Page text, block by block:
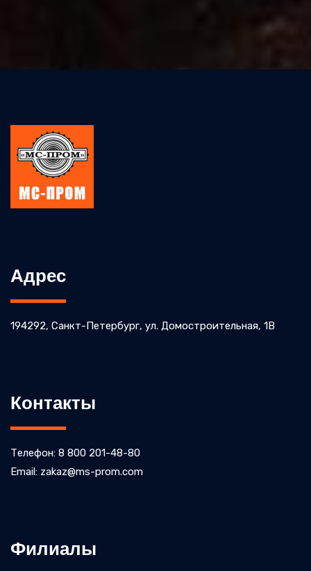
Адрес
194292, Санкт-Петербург, ул. Домостроительная, 1В
Контакты
Телефон: 8 800 201-48-80
Email: zakaz@ms-prom.com
Филиалы